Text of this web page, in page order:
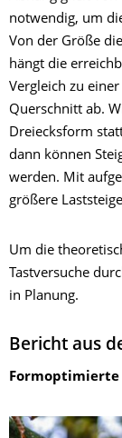
notwendig, um
Von der Größe
hängt die
Vergleich zu
Querschnitt ab.
Dreiecksform
dann können
werden. Mit
größere
Um die
Tastversuche
in Planung.
Bericht aus
Formoptimierte